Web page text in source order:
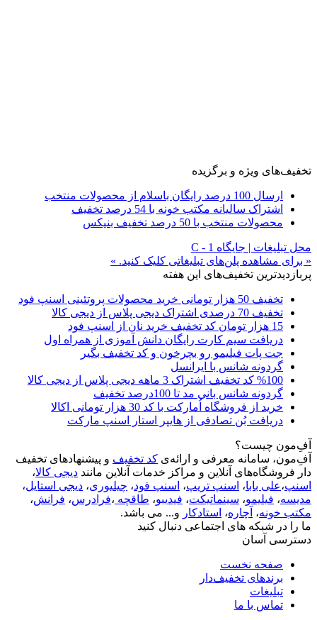
تخفیف‌های ویژه و برگزیده
ارسال 100 درصد رایگان باسلام از محصولات منتخب
اشتراک سالیانه مکتب خونه با 54 درصد تخفیف
محصولات منتخب با 50 درصد تخفیف بنیکس
محل تبلیغات | جایگاه C - 1
« برای مشاهده پلن‌های تبلیغاتی کلیک کنید. »
پربازدیدترین تخفیف‌های این هفته
تخفیف 50 هزار تومانی خرید محصولات پروتئینی اسنپ فود
تخفیف 70 درصدی اشتراک دیجی پلاس از دیجی کالا
15 هزار تومان کد تخفیف خرید نان از اسنپ فود
دریافت سیم کارت رایگان دانش آموزی از همراه اول
جت پات فیلیمو رو بچرخون و کد تخفیف بگیر
گردونه شانس با ایرانسل
%100 کد تخفیف اشتراک 3 ماهه دیجی پلاس از دیجی کالا
گردونه شانس بانی مد تا 100درصد تخفیف
خرید از فروشگاه اُمارکت با کد 30 هزار تومانی اکالا
دریافت بُن تصادفی از هایپر استار اسنپ مارکت
آفِ‌مون چیست؟
آفِ‌مون، سامانه معرفی و ارائه‌ی کد تخفیف و پیشنهادهای تخفیف
دار فروشگاه‌های آنلاین و مراکز خدمات آنلاین مانند دیجی کالا،
اسنپ،علی بابا، اسنپ تریپ، اسنپ فود، چیلیوری، دیجی استایل،
مدیسه، فیلیمو، سینماتیکت، فیدیبو، طاقچه ،فرادرس، فرانش،
مکتب خونه، آچاره، استادکار و... می باشد.
ما را در شبکه های اجتماعی دنبال کنید
دسترسی آسان
صفحه نخست
برندهای تخفیف‌دار
تبلیغات
تماس با ما